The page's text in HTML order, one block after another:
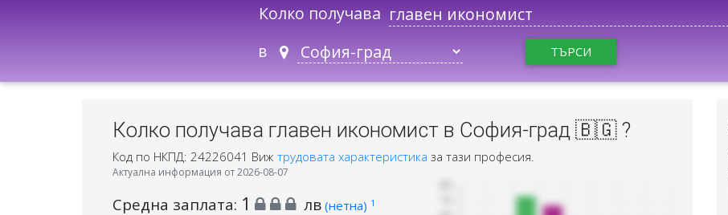
Колко получава
в ТЪРСИ
Колко получава главен икономист в София-град 🇧🇬 ?
Код по НКПД: 24226041 Виж трудовата характеристика за тази професия.
Актуална информация от 2026-08-07
Средна заплата: 1 лв (нетна) 1